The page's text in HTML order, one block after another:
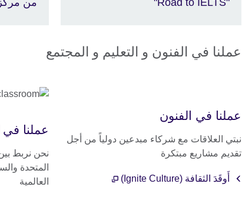
"Road to IELTS"
من مركز
عملنا في الفنون و التعليم و المجتمع
عملنا في الفنون
نبتي العلاقات مع شركاء مبدعين دولياً من أجل
تقديم مشاريع مبتكرة
أَوقَدَ الثقافة (Ignite Culture)
عملنا في
نحن نربط
المتحدة
العالمية